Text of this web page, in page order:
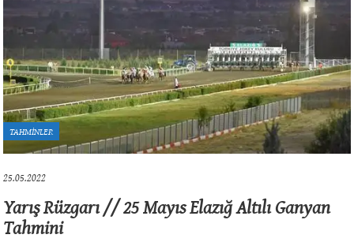
TAHMİNLER
25.05.2022
Yarış Rüzgarı // 25 Mayıs Elazığ Altılı Ganyan
Tahmini